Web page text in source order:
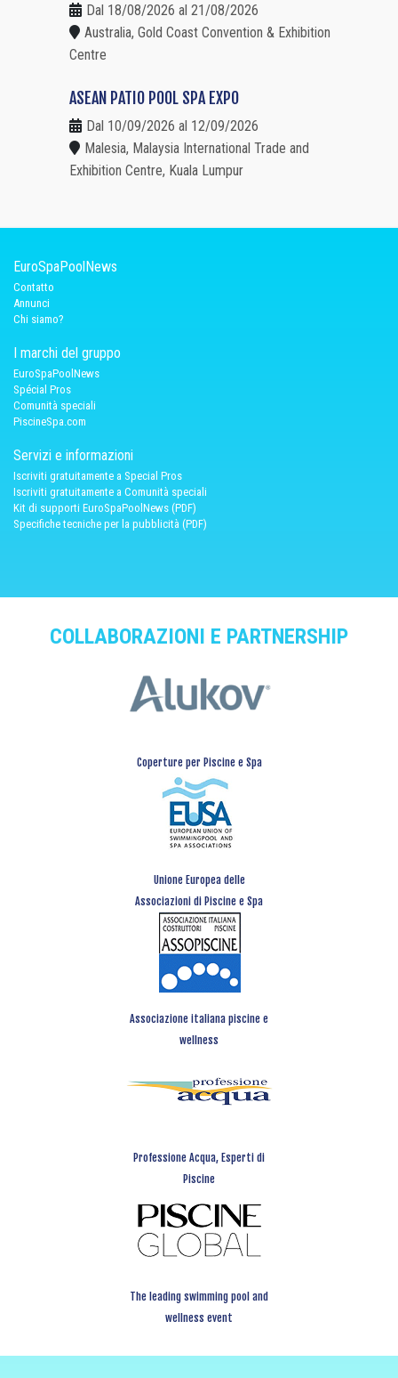
Dal 18/08/2026 al 21/08/2026
Australia, Gold Coast Convention & Exhibition
Centre
ASEAN PATIO POOL SPA EXPO
Dal 10/09/2026 al 12/09/2026
Malesia, Malaysia International Trade and
Exhibition Centre, Kuala Lumpur
EuroSpaPoolNews
Contatto
Annunci
Chi siamo?
I marchi del gruppo
EuroSpaPoolNews
Spécial Pros
Comunità speciali
PiscineSpa.com
Servizi e informazioni
Iscriviti gratuitamente a Special Pros
Iscriviti gratuitamente a Comunità speciali
Kit di supporti EuroSpaPoolNews (PDF)
Specifiche tecniche per la pubblicità (PDF)
COLLABORAZIONI E PARTNERSHIP
Coperture per Piscine e Spa
Unione Europea delle
Associazioni di Piscine e Spa
Associazione italiana piscine e
wellness
Professione Acqua, Esperti di
Piscine
The leading swimming pool and
wellness event